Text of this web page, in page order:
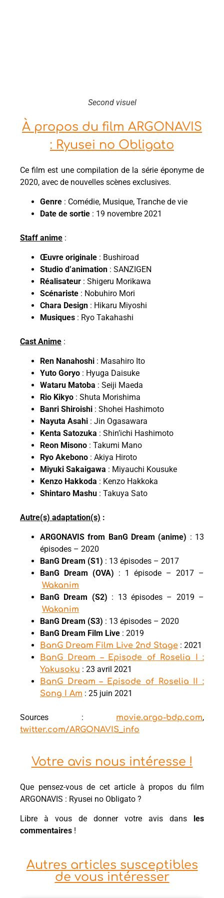
Second visuel
À propos du film ARGONAVIS
: Ryusei no Obligato
Ce film est une compilation de la série éponyme de
2020, avec de nouvelles scènes exclusives.
Genre : Comédie, Musique, Tranche de vie
Date de sortie : 19 novembre 2021
Staff anime :
Œuvre originale : Bushiroad
Studio d’animation : SANZIGEN
Réalisateur : Shigeru Morikawa
Scénariste : Nobuhiro Mori
Chara Design : Hikaru Miyoshi
Musiques : Ryo Takahashi
Cast Anime :
Ren Nanahoshi : Masahiro Ito
Yuto Goryo : Hyuga Daisuke
Wataru Matoba : Seiji Maeda
Rio Kikyo : Shuta Morishima
Banri Shiroishi : Shohei Hashimoto
Nayuta Asahi : Jin Ogasawara
Kenta Satozuka : Shin’ichi Hashimoto
Reon Misono : Takumi Mano
Ryo Akebono : Akiya Hiroto
Miyuki Sakaigawa : Miyauchi Kousuke
Kenzo Hakkoda : Kenzo Hakkoka
Shintaro Mashu : Takuya Sato
Autre(s) adaptation(s) :
ARGONAVIS from BanG Dream (anime) : 13
épisodes – 2020
BanG Dream (S1) : 13 épisodes – 2017
BanG Dream (OVA) : 1 épisode – 2017 –
Wakanim
BanG Dream (S2) : 13 épisodes – 2019 –
Wakanim
BanG Dream (S3) : 13 épisodes – 2020
BanG Dream Film Live : 2019
BanG Dream Film Live 2nd Stage : 2021
BanG Dream – Episode of Roselia I :
Yakusoku : 23 avril 2021
BanG Dream – Episode of Roselia II :
Song I Am : 25 juin 2021
Sources : movie.argo-bdp.com,
twitter.com/ARGONAVIS_info
Votre avis nous intéresse !
Que pensez-vous de cet article à propos du film
ARGONAVIS : Ryusei no Obligato ?
Libre à vous de donner votre avis dans
les
commentaires !
Autres articles susceptibles
de vous intéresser